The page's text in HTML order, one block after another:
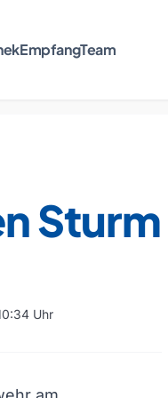
EmpfangTeam
Sturm
Uhr